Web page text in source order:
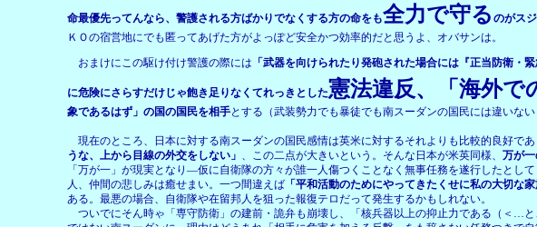
命最優先ってんなら、警護される方ばかりでなくする方の命をも全力で守るのがスジ
ＫＯの宿営地にでも匿ってあげた方がよっぽど安全かつ効率的だと思うよ、オバサンは。
おまけにこの駆け付け警護の際には 「武器を向けられたり発砲された場合には『正当防衛・
に危険にさらすだけじゃ飽き足りなくてれっきとした憲法違反、「海外で
象であるはず」の国の国民を相手とする（武装勢力でも暴徒でも南スーダンの国民には違いな
現在のところ、日本に対する南スーダンの国民感情は英米に対するそれよりも比較的良好で
うな、上から目線の外交をしない」
、この二点が大きいという。そんな日本が米英同様、万が
「万が一」が現実となり―仮に自衛隊の方々が誰一人傷つくことなく無事任務を遂行したと
人、仲間の悲しみは癒せまい。一つ間違えば 「平和活動のためにやってきたくせに私の大切な
ある。最悪の場合、自衛隊や在留邦人を狙った報復テロだって発生するかもしれない。
ついでにそん時ゃ「専守防衛」の建前・詭弁も崩壊し、「核兵器以上の抑止力である（＜…